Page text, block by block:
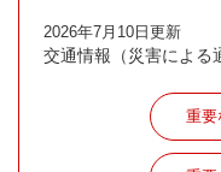
2026年7月10日更新
交通情報（災害による
重要